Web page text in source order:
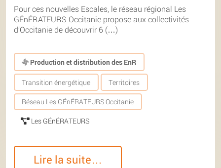
Pour ces nouvelles Escales, le réseau régional Les
GÉnÉRATEURS Occitanie propose aux collectivités
d’Occitanie de découvrir 6 (…)
Production et distribution des EnR
Transition énergétique Territoires
Réseau Les GÉnÉRATEURS Occitanie
Les GÉnÉRATEURS
Lire la suite…